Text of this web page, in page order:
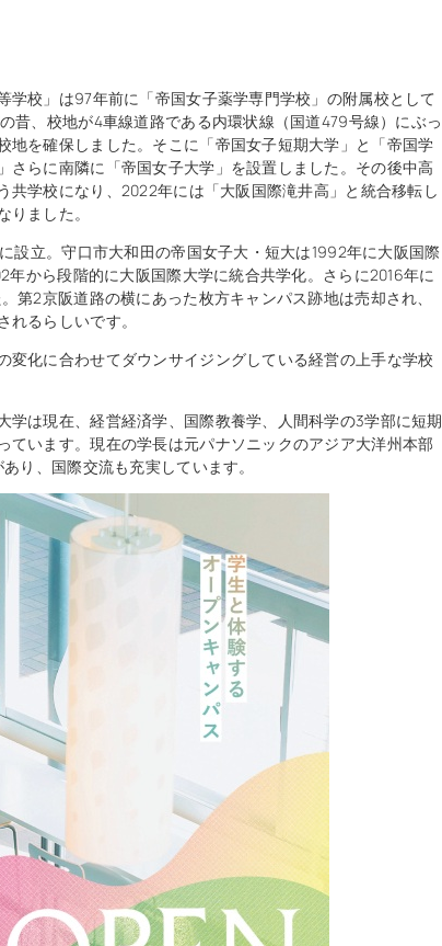
学校」は97年前に「帝国女子薬学専門学校」の附属校として
昔、校地が4車線道路である内環状線（国道479号線）にぶっ
地を確保しました。そこに「帝国女子短期大学」と「帝国学
さらに南隣に「帝国女子大学」を設置しました。その後中高
共学校になり、2022年には「大阪国際滝井高」と統合移転し
ました。
設立。守口市大和田の帝国女子大・短大は1992年に大阪国際
から段階的に大阪国際大学に統合共学化。さらに2016年に
第2京阪道路の横にあった枚方キャンパス跡地は売却され、
るらしいです。
変化に合わせてダウンサイジングしている経営の上手な学校
学は現在、経営経済学、国際教養学、人間科学の3学部に短期
ています。現在の学長は元パナソニックのアジア大洋州本部
り、国際交流も充実しています。